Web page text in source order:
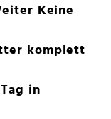
Keine
komplett
in